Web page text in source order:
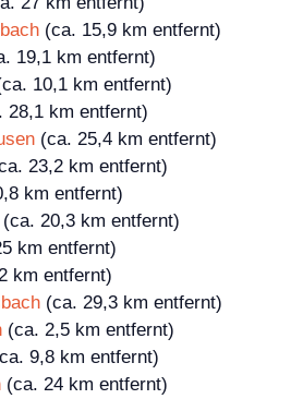
(ca. 15,9 km entfernt)
19,1 km entfernt)
10,1 km entfernt)
28,1 km entfernt)
(ca. 25,4 km entfernt)
23,2 km entfernt)
km entfernt)
(ca. 20,3 km entfernt)
km entfernt)
km entfernt)
(ca. 29,3 km entfernt)
(ca. 2,5 km entfernt)
9,8 km entfernt)
(ca. 24 km entfernt)